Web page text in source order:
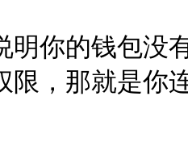
明你的钱包没
限，那就是你